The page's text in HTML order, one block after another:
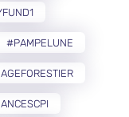
#PAMPELUNE